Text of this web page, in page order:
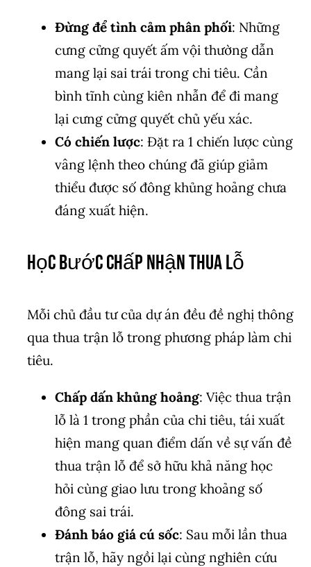
Đừng để tình cảm phân phối: Những
cưng cửng quyết ấm vội thường dẫn
mang lại sai trái trong chi tiêu. Cần
bình tĩnh cùng kiên nhẫn để đi mang
lại cưng cửng quyết chủ yếu xác.
Có chiến lược: Đặt ra 1 chiến lược cùng
vâng lệnh theo chúng đã giúp giảm
thiểu được số đông khủng hoảng chưa
đáng xuất hiện.
Học Bước Chấp Nhận Thua Lỗ
Mỗi chủ đầu tư của dự án đều đề nghị thông
qua thua trận lỗ trong phương pháp làm chi
tiêu.
Chấp dấn khủng hoảng: Việc thua trận
lỗ là 1 trong phần của chi tiêu, tái xuất
hiện mang quan điểm dấn về sự vấn đề
thua trận lỗ để sở hữu khả năng học
hỏi cùng giao lưu trong khoảng số
đông sai trái.
Đánh báo giá cú sốc: Sau mỗi lần thua
trận lỗ, hãy ngồi lại cùng nghiên cứu